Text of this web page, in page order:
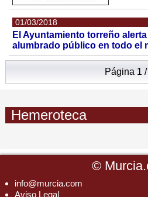
01/03/2018
El Ayuntamiento torreño
alumbrado público en todo el
Página 1 /
Hemeroteca
©
info@murcia.com
Aviso Legal